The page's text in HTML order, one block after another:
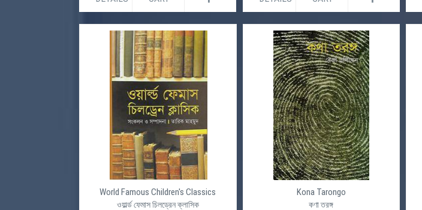
World Famous Children's Classics
ওয়ার্ল্ড ফেমাস চিলড্রেন ক্লাসিক
Kona Tarongo
কণা তরঙ্গ